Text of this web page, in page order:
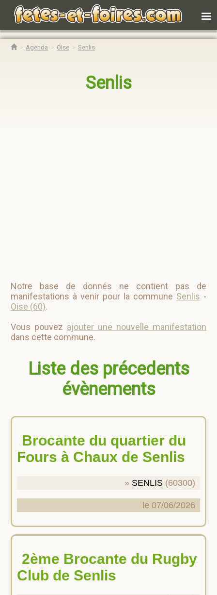
Agenda Oise Senlis
Senlis
Notre base de donnés ne contient pas de
manifestations à venir pour la commune Senlis -
Oise (60).
Vous pouvez ajouter une nouvelle manifestation
dans cette commune.
Liste des précedents
évènements
Brocante du quartier du
Fours à Chaux de Senlis
SENLIS (60300)
le 07/06/2026
2ème Brocante du Rugby
Club de Senlis